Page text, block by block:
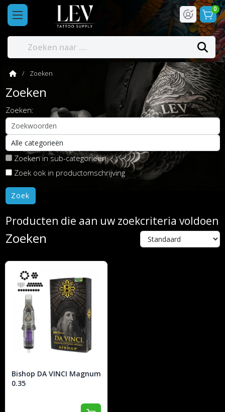
0
Zoeken
Zoeken
Zoeken:
Zoeken in sub-categorieën
Zoek ook in productomschrijving
Producten die aan uw zoekcriteria voldoen
Zoeken
Bishop DA VINCI Magnum
0.35